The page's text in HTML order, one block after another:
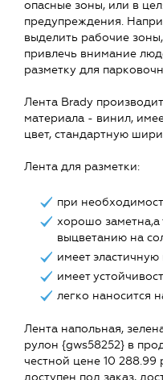
опасные зоны, или в
предупреждения.
выделить рабочие
привлечь внимание
разметку для
Лента Brady
материала - винил,
цвет, стандартную
Лента для разметки:
при
хорошо заметна,а
выцветанию на
имеет
имеет
легко наносится
Лента напольная,
рулон {gws58252} в
честной цене 10